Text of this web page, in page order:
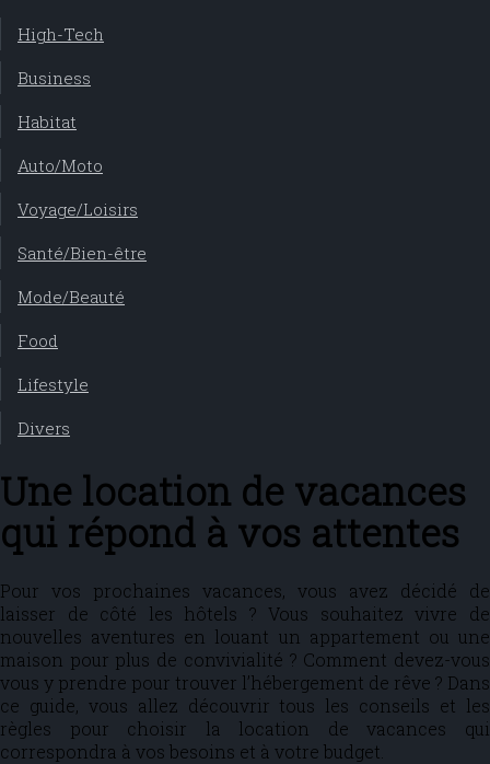
High-Tech
Business
Habitat
Auto/Moto
Voyage/Loisirs
Santé/Bien-être
Mode/Beauté
Food
Lifestyle
Divers
Une location de vacances
qui répond à vos attentes
Pour vos prochaines vacances, vous avez décidé de
laisser de côté les hôtels ? Vous souhaitez vivre de
nouvelles aventures en louant un appartement ou une
maison pour plus de convivialité ? Comment devez-vous
vous y prendre pour trouver l’hébergement de rêve ? Dans
ce guide, vous allez découvrir tous les conseils et les
règles pour choisir la location de vacances qui
correspondra à vos besoins et à votre budget.